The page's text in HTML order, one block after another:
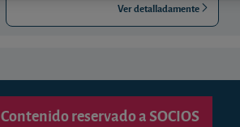
Ver detalladamente
Contenido reservado a SOCIOS